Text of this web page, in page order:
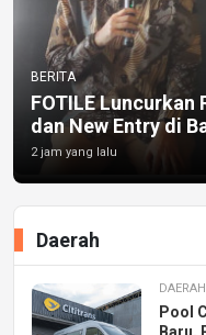
BERITA
FOTILE
dan New Entry di
2 jam yang lalu
Daerah
DAERAH
Pool